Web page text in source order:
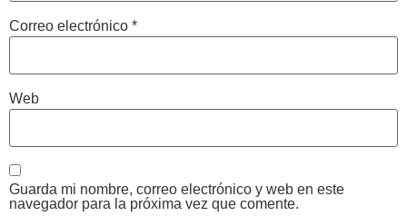
Correo electrónico *
Web
Guarda mi nombre, correo electrónico y web en este
navegador para la próxima vez que comente.